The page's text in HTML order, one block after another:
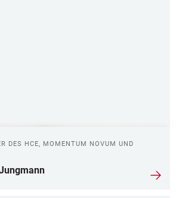
DES HCE, MOMENTUM NOVUM UND